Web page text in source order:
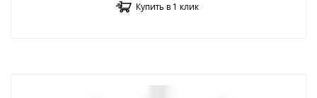
Купить в 1 клик